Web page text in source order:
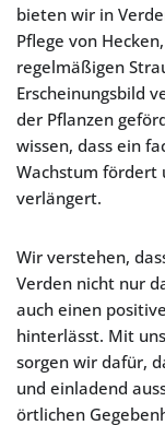
bieten wir in
Pflege von
regelmäßigen
Erscheinungsbild
der Pflanzen
wissen, dass ein
Wachstum fördert
verlängert.
Wir verstehen,
Verden nicht nur
auch einen
hinterlässt. Mit
sorgen wir dafür,
und einladend
örtlichen